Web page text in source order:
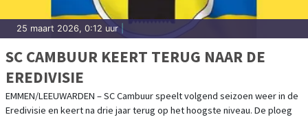
25 maart 2026, 0:12 uur
SC CAMBUUR KEERT TERUG NAAR DE
EREDIVISIE
EMMEN/LEEUWARDEN – SC Cambuur speelt volgend seizoen weer in de
Eredivisie en keert na drie jaar terug op het hoogste niveau. De ploeg